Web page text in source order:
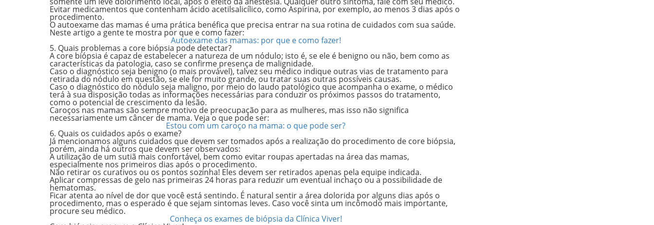
Evitar medicamentos que contenham ácido acetilsalicílico, como Aspirina, por exemplo, ao menos 3 dias após o
procedimento.
O autoexame das mamas é uma prática benéfica que precisa entrar na sua rotina de cuidados com sua saúde.
Neste artigo a gente te mostra por que e como fazer:
Autoexame das mamas: por que e como fazer!
5. Quais problemas a core biópsia pode detectar?
A core biópsia é capaz de estabelecer a natureza de um nódulo; isto é, se ele é benigno ou não, bem como as
características da patologia, caso se confirme presença de malignidade.
Caso o diagnóstico seja benigno (o mais provável), talvez seu médico indique outras vias de tratamento para
retirada do nódulo em questão, se ele for muito grande, ou tratar suas outras possíveis causas.
Caso o diagnóstico do nódulo seja maligno, por meio do laudo patológico que acompanha o exame, o médico
terá à sua disposição todas as informações necessárias para conduzir os próximos passos do tratamento,
como o potencial de crescimento da lesão.
Caroços nas mamas são sempre motivo de preocupação para as mulheres, mas isso não significa
necessariamente um câncer de mama. Veja o que pode ser:
Estou com um caroço na mama: o que pode ser?
6. Quais os cuidados após o exame?
Já mencionamos alguns cuidados que devem ser tomados após a realização do procedimento de core biópsia,
porém, ainda há outros que devem ser observados:
A utilização de um sutiã mais confortável, bem como evitar roupas apertadas na área das mamas,
especialmente nos primeiros dias após o procedimento.
Não retirar os curativos ou os pontos sozinha! Eles devem ser retirados apenas pela equipe indicada.
Aplicar compressas de gelo nas primeiras 24 horas para reduzir um eventual inchaço ou a possibilidade de
hematomas.
Ficar atenta ao nível de dor que você está sentindo. É natural sentir a área dolorida por alguns dias após o
procedimento, mas o esperado é que sejam sintomas leves. Caso você sinta um incômodo mais importante,
procure seu médico.
Conheça os exames de biópsia da Clínica Viver!